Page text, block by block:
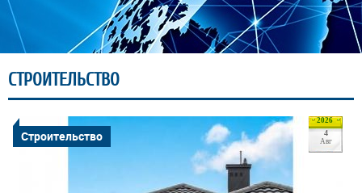
СТРОИТЕЛЬСТВО
2026
4
Авг
Строительство